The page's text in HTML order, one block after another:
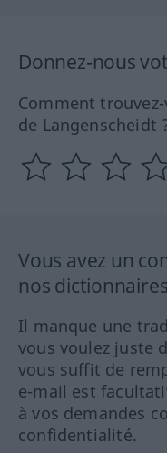
Donnez-nous
Comment
de Langenscheidt
Vous avez un
nos
Il manque une
vous voulez juste
vous suffit de
e-mail est
à vos demandes
confidentialité.